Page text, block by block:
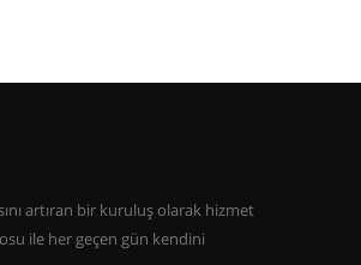
artıran bir kuruluş olarak hizmet
ile her geçen gün kendini